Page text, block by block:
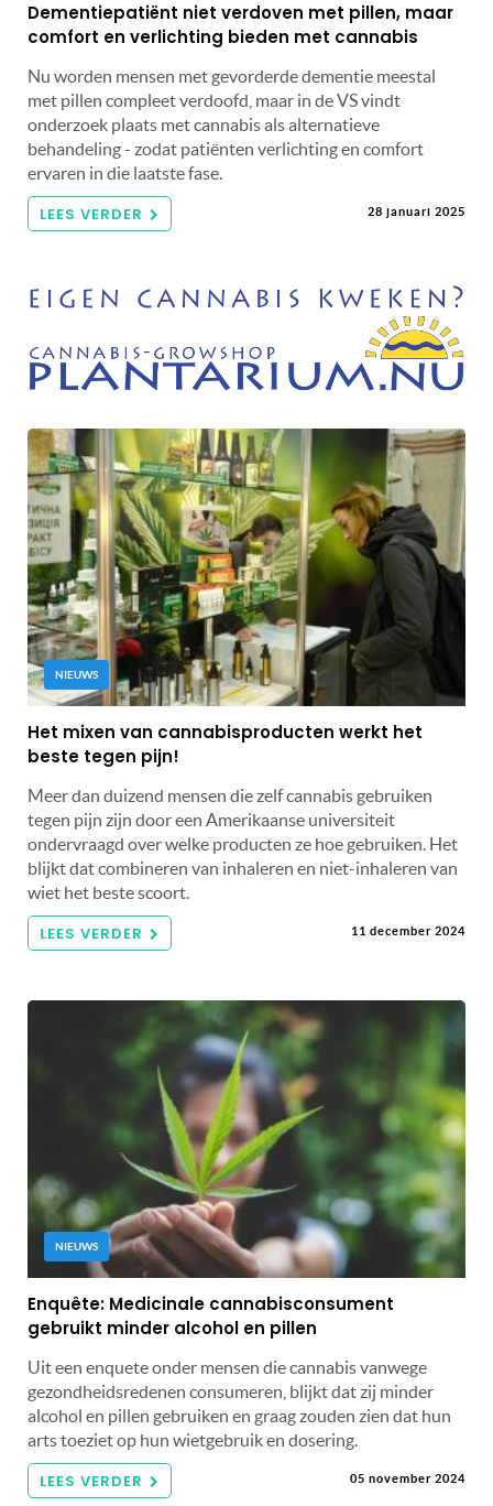
Dementiepatiënt niet verdoven met pillen, maar
comfort en verlichting bieden met cannabis
Nu worden mensen met gevorderde dementie meestal
met pillen compleet verdoofd, maar in de VS vindt
onderzoek plaats met cannabis als alternatieve
behandeling - zodat patiënten verlichting en comfort
ervaren in die laatste fase.
LEES VERDER 28 januari 2025
NIEUWS
Het mixen van cannabisproducten werkt het
beste tegen pijn!
Meer dan duizend mensen die zelf cannabis gebruiken
tegen pijn zijn door een Amerikaanse universiteit
ondervraagd over welke producten ze hoe gebruiken. Het
blijkt dat combineren van inhaleren en niet-inhaleren van
wiet het beste scoort.
LEES VERDER 11 december 2024
NIEUWS
Enquête: Medicinale cannabisconsument
gebruikt minder alcohol en pillen
Uit een enquete onder mensen die cannabis vanwege
gezondheidsredenen consumeren, blijkt dat zij minder
alcohol en pillen gebruiken en graag zouden zien dat hun
arts toeziet op hun wietgebruik en dosering.
LEES VERDER 05 november 2024